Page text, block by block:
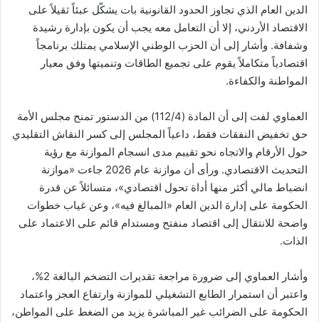
الدين العام الذي تجاوز الحدود القانونية بات يشكّل عبئاً ثقيلاً على
الاقتصاد الأردني، إلا أن التعامل معه يجب أن يكون بإدارة رشيدة
وشفافة. وأشار إلى أن الحزب الوطني الإسلامي يمتلك برنامجاً
اقتصادياً متكاملاً يقوم على تجميع الطاقات وتنميتها وفق معيار
المواطنة والكفاءة.
العماوي لفت إلى أن المادة (112/4) من الدستور تمنح مجلس الأمة
حق تخفيض النفقات فقط، داعياً المجلس إلى كسر النقاش التقليدي
حول الأرقام والاتجاه نحو تقييم مدى انسجام الموازنة مع رؤية
التحديث الاقتصادي. ورأى أن موازنة عام 2026 جاءت «موازنة
انضباط مالي أكثر منها أداة تحول اقتصادي»، متسائلاً عن قدرة
الحكومة على إدارة الدين العام «المبالغ فيه»، وعن غياب خطوات
واضحة للانتقال إلى اقتصاد منفتح ومستدام قائم على الاعتماد على
الذات.
وأشار العماوي إلى ضرورة مراجعة تقديرات التضخم البالغة 2%،
واعتبر أن استمرار الطابع التشغيلي للموازنة وارتفاع العجز واعتماد
الحكومة على الضرائب غير المباشرة يزيد من الضغط على المواطن،